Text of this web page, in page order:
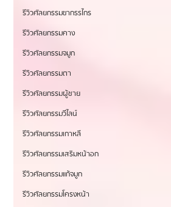
รีวิวศัลยกรรมขากรรไกร
รีวิวศัลยกรรมคาง
รีวิวศัลยกรรมจมูก
รีวิวศัลยกรรมตา
รีวิวศัลยกรรมผู้ชาย
รีวิวศัลยกรรมวีไลน์
รีวิวศัลยกรรมเกาหลี
รีวิวศัลยกรรมเสริมหน้าอก
รีวิวศัลยกรรมแก้จมูก
รีวิวศัลยกรรมโครงหน้า